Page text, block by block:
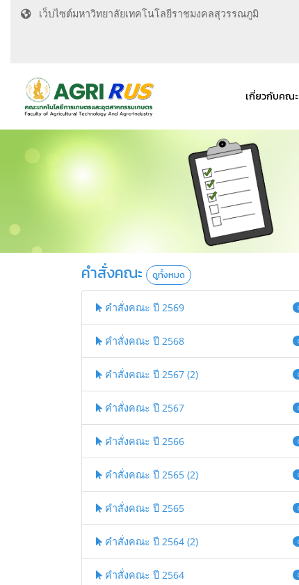
เว็บไซต์มหาวิทยาลัยเทคโนโลยีราชมงคลสุวรรณภูมิ
เกี่ยวกับคณะ
คำสั่งคณะ ดูทั้งหมด
คำสั่งคณะ ปี 2569
คำสั่งคณะ ปี 2568
คำสั่งคณะ ปี 2567 (2)
คำสั่งคณะ ปี 2567
คำสั่งคณะ ปี 2566
คำสั่งคณะ ปี 2565 (2)
คำสั่งคณะ ปี 2565
คำสั่งคณะ ปี 2564 (2)
คำสั่งคณะ ปี 2564